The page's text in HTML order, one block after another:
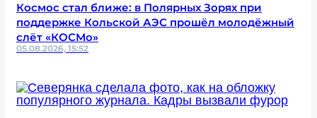
Космос стал ближе: в Полярных Зорях при
поддержке Кольской АЭС прошёл молодёжный
слёт «КОСМо»
05.08.2026, 15:52